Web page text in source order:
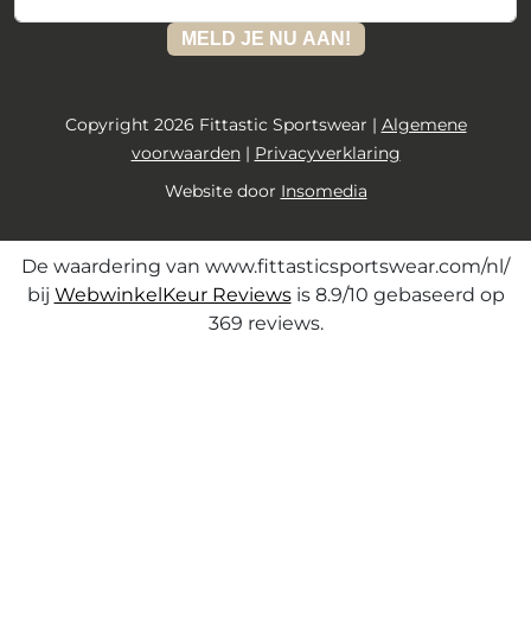
MELD JE NU AAN!
Copyright 2026 Fittastic Sportswear | Algemene
voorwaarden| Privacyverklaring
Website door Insomedia
De waardering van www.fittasticsportswear.com/nl/
bij WebwinkelKeur Reviewsis 8.9/10 gebaseerd op
369 reviews.